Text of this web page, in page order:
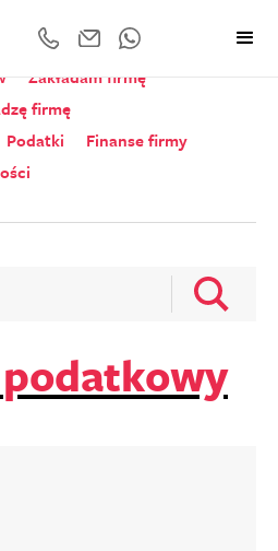
roczne
Zakładam firmę
firmę
Podatki
Finanse firmy
podatkowy